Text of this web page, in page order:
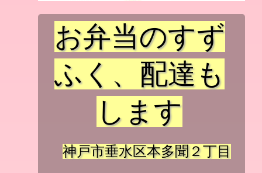
お弁当のすず
ふく、配達も
します
神戸市垂水区本多聞２丁目